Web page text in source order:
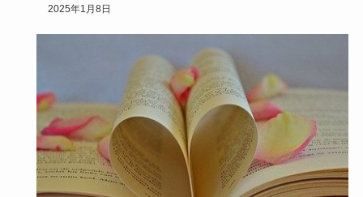
恐ろしい夢です…
2025年1月8日